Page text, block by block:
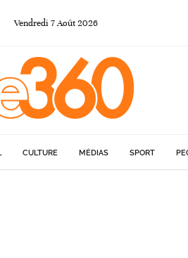
Vendredi 7Août 2026
CULTURE MÉDIAS SPORT